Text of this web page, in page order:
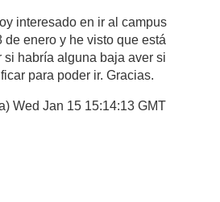
interesado en ir al campus
de enero y he visto que está
si habría alguna baja aver si
para poder ir. Gracias.
Wed Jan 15 15:14:13 GMT